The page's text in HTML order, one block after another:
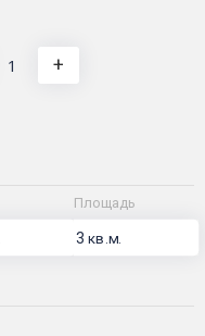
+
Площадь
3кв.м.